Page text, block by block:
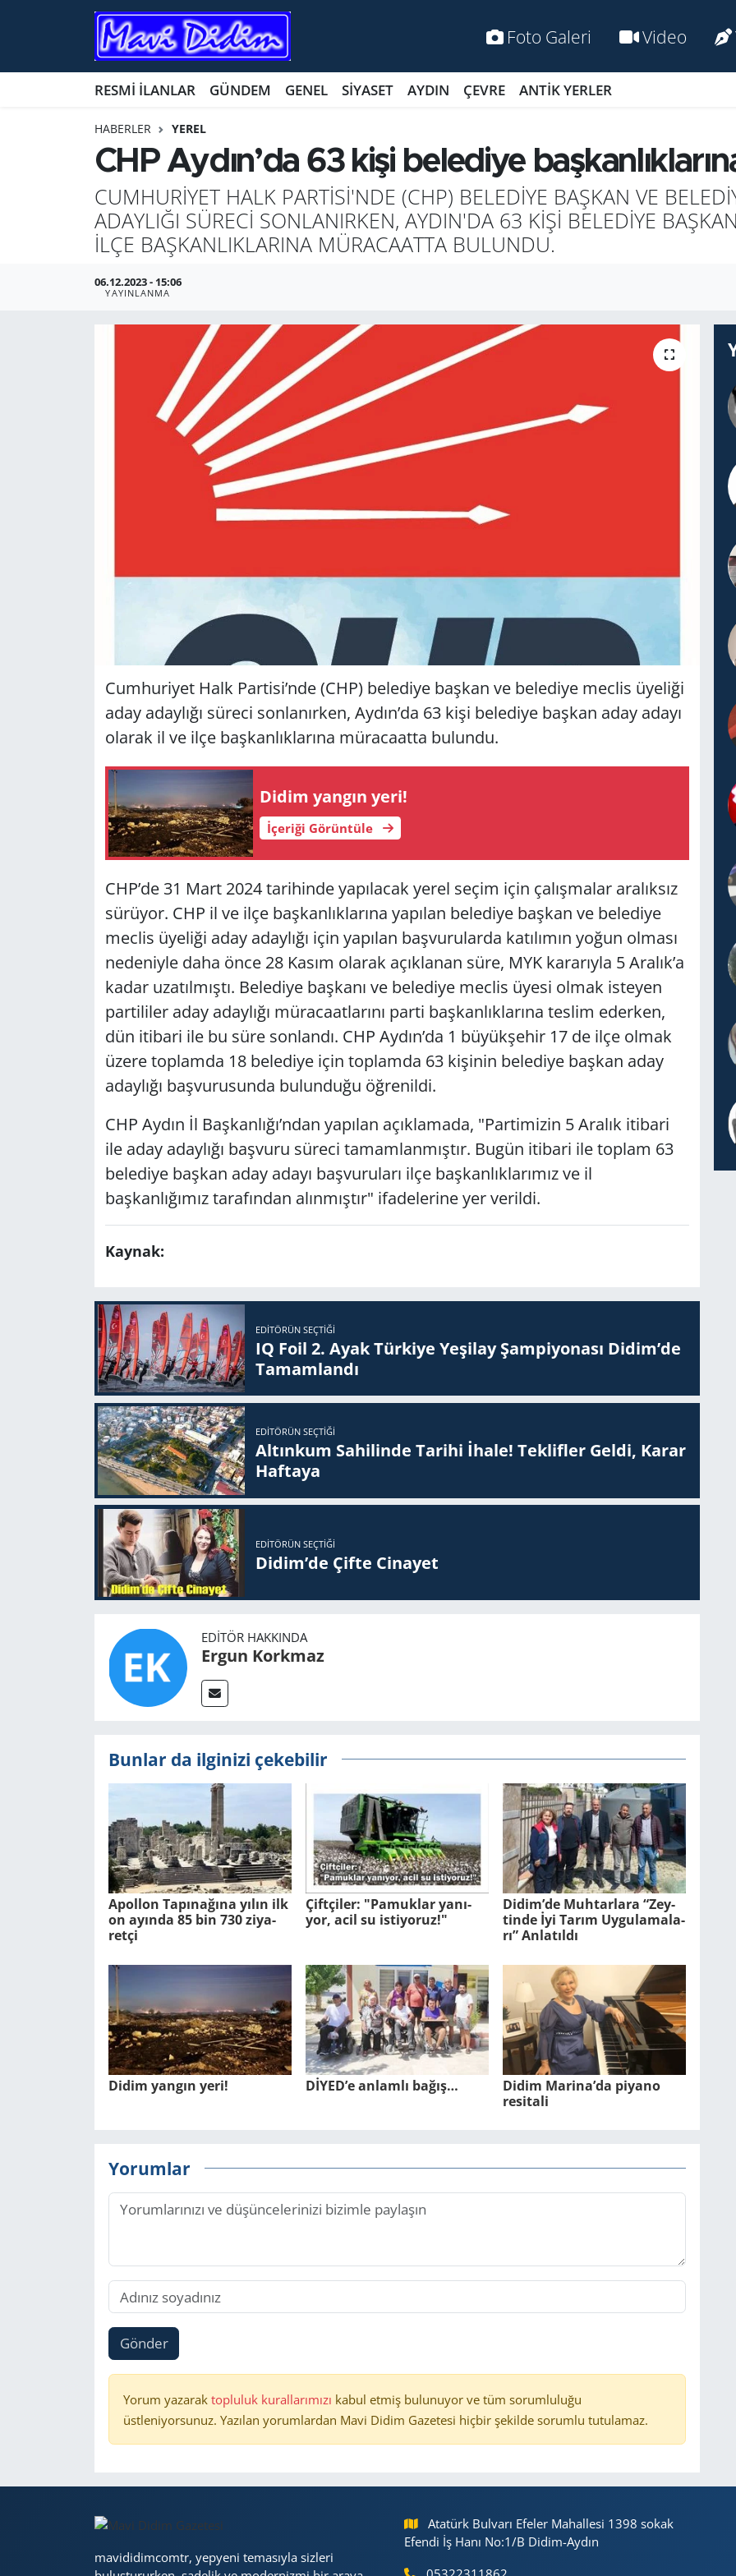
Foto Galeri Video
RESMİ İLANLAR GÜNDEM GENEL SİYASET AYDIN ÇEVRE ANTİK YERLER
HABERLER YEREL
CHP Aydın’da 63 kişi belediye
CUMHURİYET HALK PARTİSİ'NDE (CHP) BELEDİYE BAŞKAN VE
ADAYLIĞI SÜRECİ SONLANIRKEN, AYDIN'DA 63 KİŞİ BELEDİYE
İLÇE BAŞKANLIKLARINA MÜRACAATTA BULUNDU.
06.12.2023 - 15:06
YAYINLANMA
Cumhuriyet Halk Partisi’nde (CHP) belediye başkan ve belediye meclis üyeliği
aday adaylığı süreci sonlanırken, Aydın’da 63 kişi belediye başkan aday adayı
olarak il ve ilçe başkanlıklarına müracaatta bulundu.
Didim yangın yeri!
İçeriği Görüntüle
CHP’de 31 Mart 2024 tarihinde yapılacak yerel seçim için çalışmalar aralıksız
sürüyor. CHP il ve ilçe başkanlıklarına yapılan belediye başkan ve belediye
meclis üyeliği aday adaylığı için yapılan başvurularda katılımın yoğun olması
nedeniyle daha önce 28 Kasım olarak açıklanan süre, MYK kararıyla 5 Aralık’a
kadar uzatılmıştı. Belediye başkanı ve belediye meclis üyesi olmak isteyen
partililer aday adaylığı müracaatlarını parti başkanlıklarına teslim ederken,
dün itibari ile bu süre sonlandı. CHP Aydın’da 1 büyükşehir 17 de ilçe olmak
üzere toplamda 18 belediye için toplamda 63 kişinin belediye başkan aday
adaylığı başvurusunda bulunduğu öğrenildi.
CHP Aydın İl Başkanlığı’ndan yapılan açıklamada, "Partimizin 5 Aralık itibari
ile aday adaylığı başvuru süreci tamamlanmıştır. Bugün itibari ile toplam 63
belediye başkan aday adayı başvuruları ilçe başkanlıklarımız ve il
başkanlığımız tarafından alınmıştır" ifadelerine yer verildi.
Kaynak:
EDITÖRÜN SEÇTIĞI
IQ Foil 2. Ayak Tür­ki­ye Ye­şi­lay Şam­pi­yo­na­sı Didim’de
Ta­mam­lan­dı
EDITÖRÜN SEÇTIĞI
Altınkum Sahilinde Tarihi İhale! Teklifler Geldi, Karar
Haftaya
EDITÖRÜN SEÇTIĞI
Didim’de Çifte Ci­na­yet
EDITÖR HAKKINDA
Ergun Korkmaz
Bunlar da ilginizi çekebilir
Apol­lon Ta­pı­na­ğına yılın ilk
on ayın­da 85 bin 730 zi­ya­
ret­çi
Çift­çi­ler: "Pa­muk­lar ya­nı­
yor, acil su is­ti­yo­ruz!"
Didim’de Muh­tar­la­ra “Zey­
tin­de İyi Tarım Uy­gu­la­ma­la­
rı” An­la­tıl­dı
Didim yangın yeri! DİYED’e anlamlı bağış…
Didim Marina’da piyano
resitali
Yorumlar
Gönder
Yorum yazarak topluluk kurallarımızı kabul etmiş bulunuyor ve tüm sorumluluğu
üstleniyorsunuz. Yazılan yorumlardan Mavi Didim Gazetesi hiçbir şekilde sorumlu tutulamaz.
mavididimcomtr, yepyeni temasıyla sizleri
Atatürk Bulvarı Efeler Mahallesi 1398 sokak
Efendi İş Hanı No:1/B Didim-Aydın
ANTİK YERLER
BİLİM VE TEKNOLOJİ
Nöbetçi Eczaneler
Namaz Vakitleri
Trafik Durumu
Süper Lig Puan Durumu ve Fikstür